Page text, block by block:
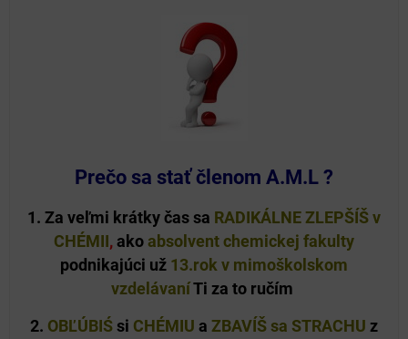
Prečo sa stať členom A.M.L ?
1. Za veľmi krátky čas sa RADIKÁLNE ZLEPŠÍŠ v
CHÉMII,akoabsolvent chemickej fakulty
podnikajúci už 13.rok v mimoškolskom
vzdelávaníTi za to ručím
2. OBĽÚBIŚsi CHÉMIU a ZBAVÍŠ sa STRACHU z